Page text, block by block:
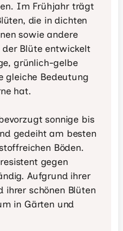
Im Frühjahr trägt
die in dichten
sowie andere
der Blüte entwickelt
grünlich-gelbe
gleiche Bedeutung
hat.
sonnige bis
gedeiht am besten
Böden.
gegen
Aufgrund ihrer
ihrer schönen Blüten
in Gärten und